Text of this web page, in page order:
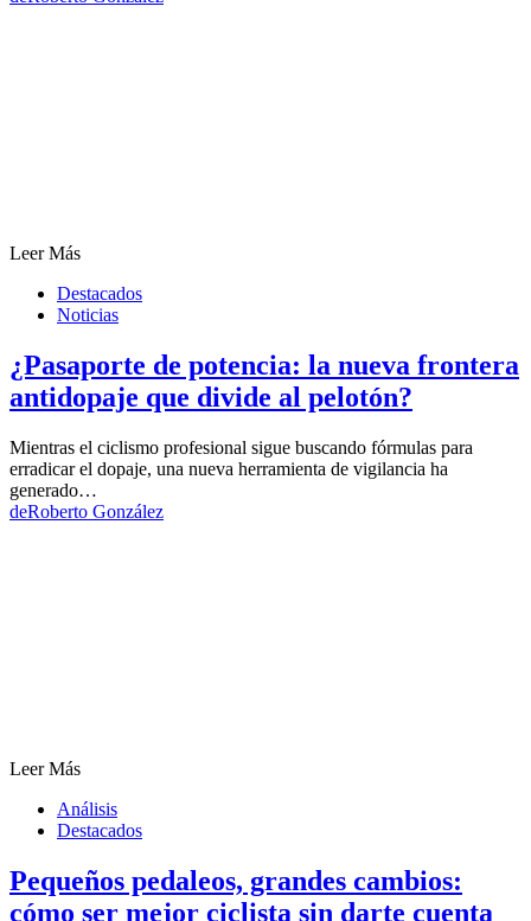
Leer Más
Destacados
Noticias
¿Pasaporte de potencia: la nueva frontera
antidopaje que divide al pelotón?
Mientras el ciclismo profesional sigue buscando fórmulas para
erradicar el dopaje, una nueva herramienta de vigilancia ha
generado…
deRoberto González
Leer Más
Análisis
Destacados
Pequeños pedaleos, grandes cambios:
cómo ser mejor ciclista sin darte cuenta